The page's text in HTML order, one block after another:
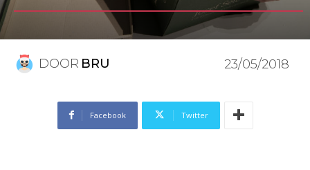
DOOR BRU 23/05/2018
Facebook Twitter